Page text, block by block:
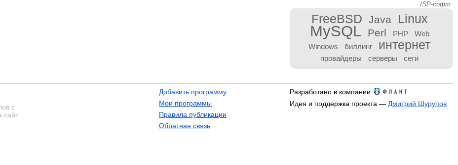
ISP-софт
FreeBSD Java Linux
MySQL Perl PHP
Web
Windows
биллинг интернет
провайдеры серверы сети
с
сайт
Добавить программу
Мои программы
Правила публикации
Обратная связь
Разработано в компании
Идея и поддержка проекта — Дмитрий Шурупов